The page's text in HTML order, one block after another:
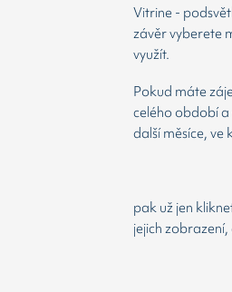
Vitrine -
závěr vyberete
využít.
Pokud máte
celého období
další měsíce, ve
pak už jen
jejich